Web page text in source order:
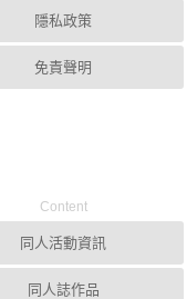
隱私政策
免責聲明
Content
同人活動資訊
同人誌作品